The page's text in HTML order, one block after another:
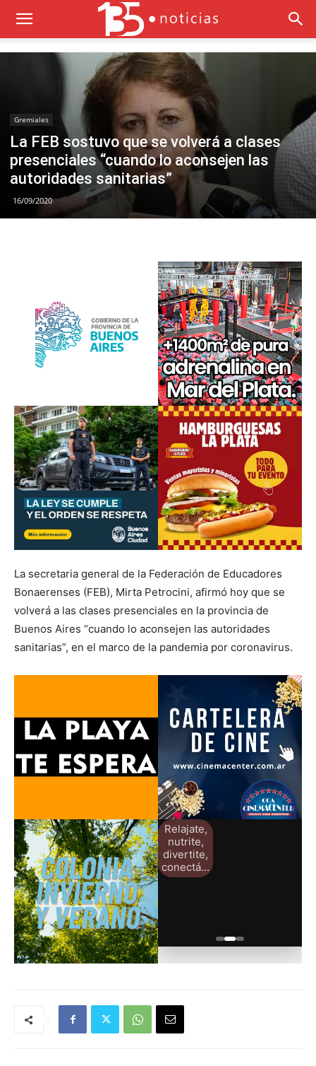
Gremiales
La FEB sostuvo que se volverá a clases
presenciales “cuando lo aconsejen las
autoridades sanitarias”
16/09/2020
La secretaria general de la Federación de Educadores
Bonaerenses (FEB), Mirta Petrocini, afirmó hoy que se
volverá a las clases presenciales en la provincia de
Buenos Aires “cuando lo aconsejen las autoridades
sanitarias”, en el marco de la pandemia por coronavirus.
Relajate,
nutrite,
divertite,
conectá...